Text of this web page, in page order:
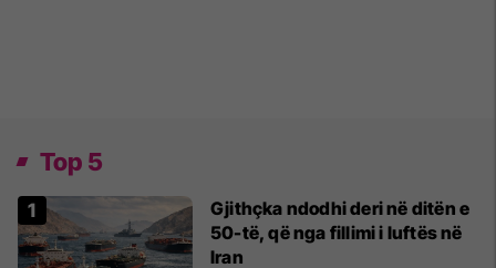
Top 5
Gjithçka ndodhi deri në ditën e
50-të, që nga fillimi i luftës në
Iran